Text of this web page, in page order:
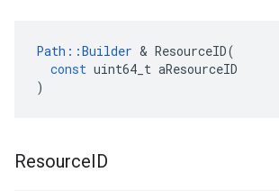
Path ::Builder & ResourceID(
const uint64_t aResourceID
)
ResourceID